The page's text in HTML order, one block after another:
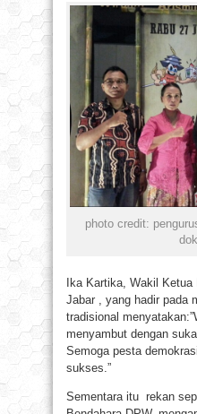
photo credit:
Ika Kartika, Wakil
Jabar , yang hadir pada
tradisional
menyambut dengan
Semoga pesta
sukses.”
Sementara itu rekan